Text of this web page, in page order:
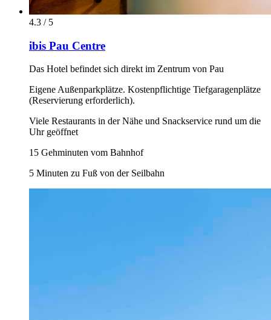
4.3 / 5
ibis Pau Centre
Das Hotel befindet sich direkt im Zentrum von Pau
Eigene Außenparkplätze. Kostenpflichtige Tiefgaragenplätze
(Reservierung erforderlich).
Viele Restaurants in der Nähe und Snackservice rund um die
Uhr geöffnet
15 Gehminuten vom Bahnhof
5 Minuten zu Fuß von der Seilbahn